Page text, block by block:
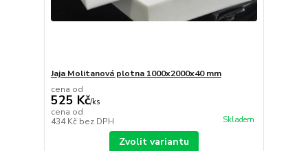
Jaja Molitanová plotna 1000x2000x40 mm
cena od
525 Kč/ks
cena od
434 Kč bez DPH Skladem
Zvolit variantu